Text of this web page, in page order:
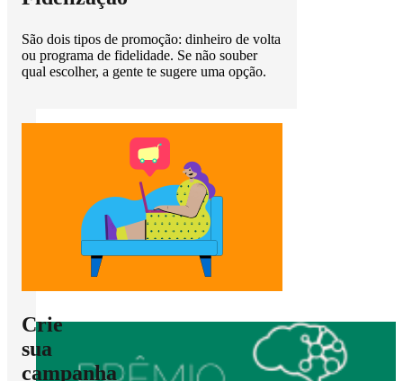
São dois tipos de promoção: dinheiro de volta
ou programa de fidelidade. Se não souber
qual escolher, a gente te sugere uma opção.
Crie
sua
campanha
Quero mais clientes